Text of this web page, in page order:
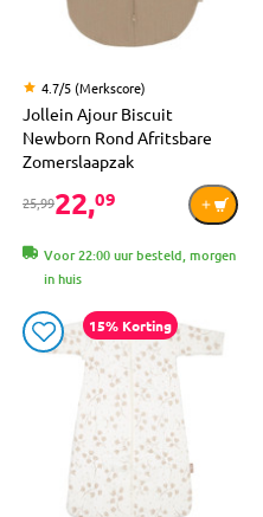
4.7/5 (Merkscore)
Jollein Ajour Biscuit
Newborn Rond Afritsbare
Zomerslaapzak
25,9922,09
Voor 22:00 uur besteld, morgen
in huis
15% Korting